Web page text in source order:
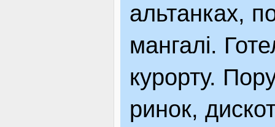
альтанках,
мангалі.
курорту.
ринок,